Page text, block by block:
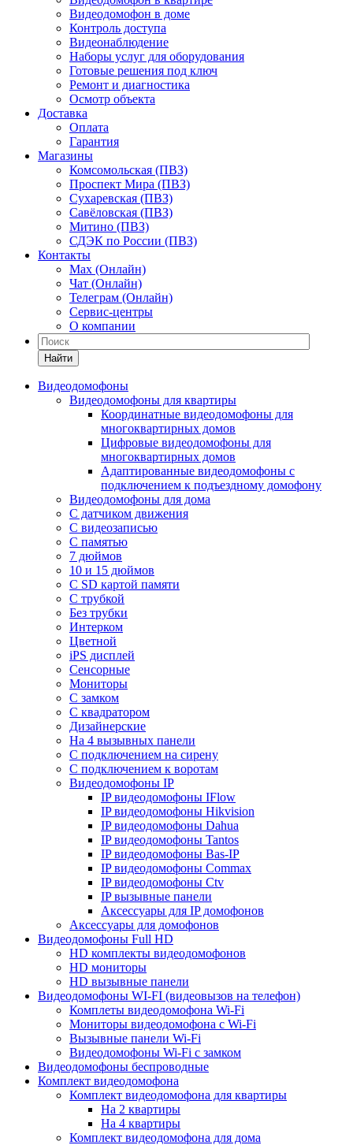
Видеодомофон в доме
Контроль доступа
Видеонаблюдение
Наборы услуг для оборудования
Готовые решения под ключ
Ремонт и диагностика
Осмотр объекта
Доставка
Оплата
Гарантия
Магазины
Комсомольская (ПВЗ)
Проспект Мира (ПВЗ)
Сухаревская (ПВЗ)
Савёловская (ПВЗ)
Митино (ПВЗ)
СДЭК по России (ПВЗ)
Контакты
Max (Онлайн)
Чат (Онлайн)
Телеграм (Онлайн)
Сервис-центры
О компании
Найти
Видеодомофоны
Видеодомофоны для квартиры
Координатные видеодомофоны для
многоквартирных домов
Цифровые видеодомофоны для
многоквартирных домов
Адаптированные видеодомофоны с
подключением к подъездному домофону
Видеодомофоны для дома
С датчиком движения
С видеозаписью
C памятью
7 дюймов
10 и 15 дюймов
С SD картой памяти
С трубкой
Без трубки
Интерком
Цветной
iPS дисплей
Сенсорные
Мониторы
С замком
C квадратором
Дизайнерские
На 4 вызывных панели
С подключением на сирену
С подключением к воротам
Видеодомофоны IP
IP видеодомофоны IFlow
IP видеодомофоны Hikvision
IP видеодомофоны Dahua
IP видеодомофоны Tantos
IP видеодомофоны Bas-IP
IP видеодомофоны Commax
IP видеодомофоны Ctv
IP вызывные панели
Аксессуары для IP домофонов
Аксессуары для домофонов
Видеодомофоны Full HD
HD комплекты видеодомофонов
HD мониторы
HD вызывные панели
Видеодомофоны WI-FI (видеовызов на телефон)
Комплеты видеодомофона Wi-Fi
Мониторы видеодомофона с Wi-Fi
Вызывные панели Wi-Fi
Видеодомофоны Wi-Fi с замком
Видеодомофоны беспроводные
Комплект видеодомофона
Комплект видеодомофона для квартиры
На 2 квартиры
На 4 квартиры
Комплект видеодомофона для дома